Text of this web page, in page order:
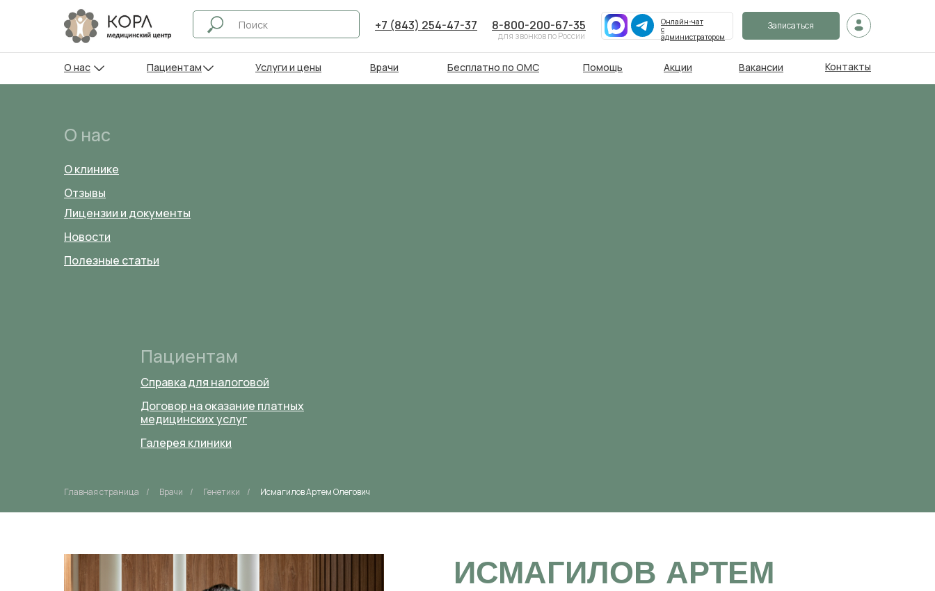
Записаться
для звонков по России
8-800-200-67-35
+7 (843) 254-47-37
Услуги и цены Врачи Бесплатно по ОМС Помощь Акции Вакансии Контакты
Онлайн-чат
с
администратором
Пациентам
О нас
О клинике
Отзывы
Новости
Полезные статьи
Лицензии и документы
О нас
Справка для налоговой
Галерея клиники
Договор на оказание платных
медицинских услуг
Пациентам
Главная страница / Врачи / Генетики / Исмагилов Артем Олегович
ИСМАГИЛОВ АРТЕМ